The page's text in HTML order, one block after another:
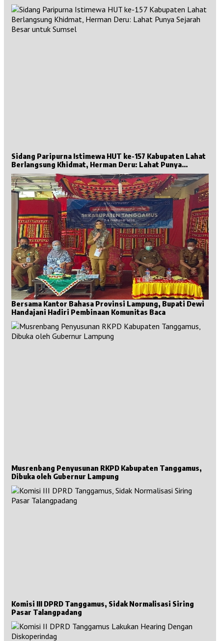
Sidang Paripurna Istimewa HUT ke-157 Kabupaten Lahat
Berlangsung Khidmat, Herman Deru: Lahat Punya
Sejarah Besar untuk Sumsel
Bersama Kantor Bahasa Provinsi Lampung, Bupati Dewi
Handajani Hadiri Pembinaan Komunitas Baca
Musrenbang Penyusunan RKPD Kabupaten Tanggamus,
Dibuka oleh Gubernur Lampung
Komisi III DPRD Tanggamus, Sidak Normalisasi Siring
Pasar Talangpadang